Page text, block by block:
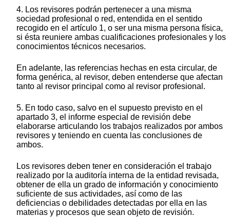
4. Los revisores podrán pertenecer a una misma
sociedad profesional o red, entendida en el sentido
recogido en el artículo 1, o ser una misma persona física,
si ésta reuniere ambas cualificaciones profesionales y los
conocimientos técnicos necesarios.
En adelante, las referencias hechas en esta circular, de
forma genérica, al revisor, deben entenderse que afectan
tanto al revisor principal como al revisor profesional.
5. En todo caso, salvo en el supuesto previsto en el
apartado 3, el informe especial de revisión debe
elaborarse articulando los trabajos realizados por ambos
revisores y teniendo en cuenta las conclusiones de
ambos.
Los revisores deben tener en consideración el trabajo
realizado por la auditoría interna de la entidad revisada,
obtener de ella un grado de información y conocimiento
suficiente de sus actividades, así como de las
deficiencias o debilidades detectadas por ella en las
materias y procesos que sean objeto de revisión.